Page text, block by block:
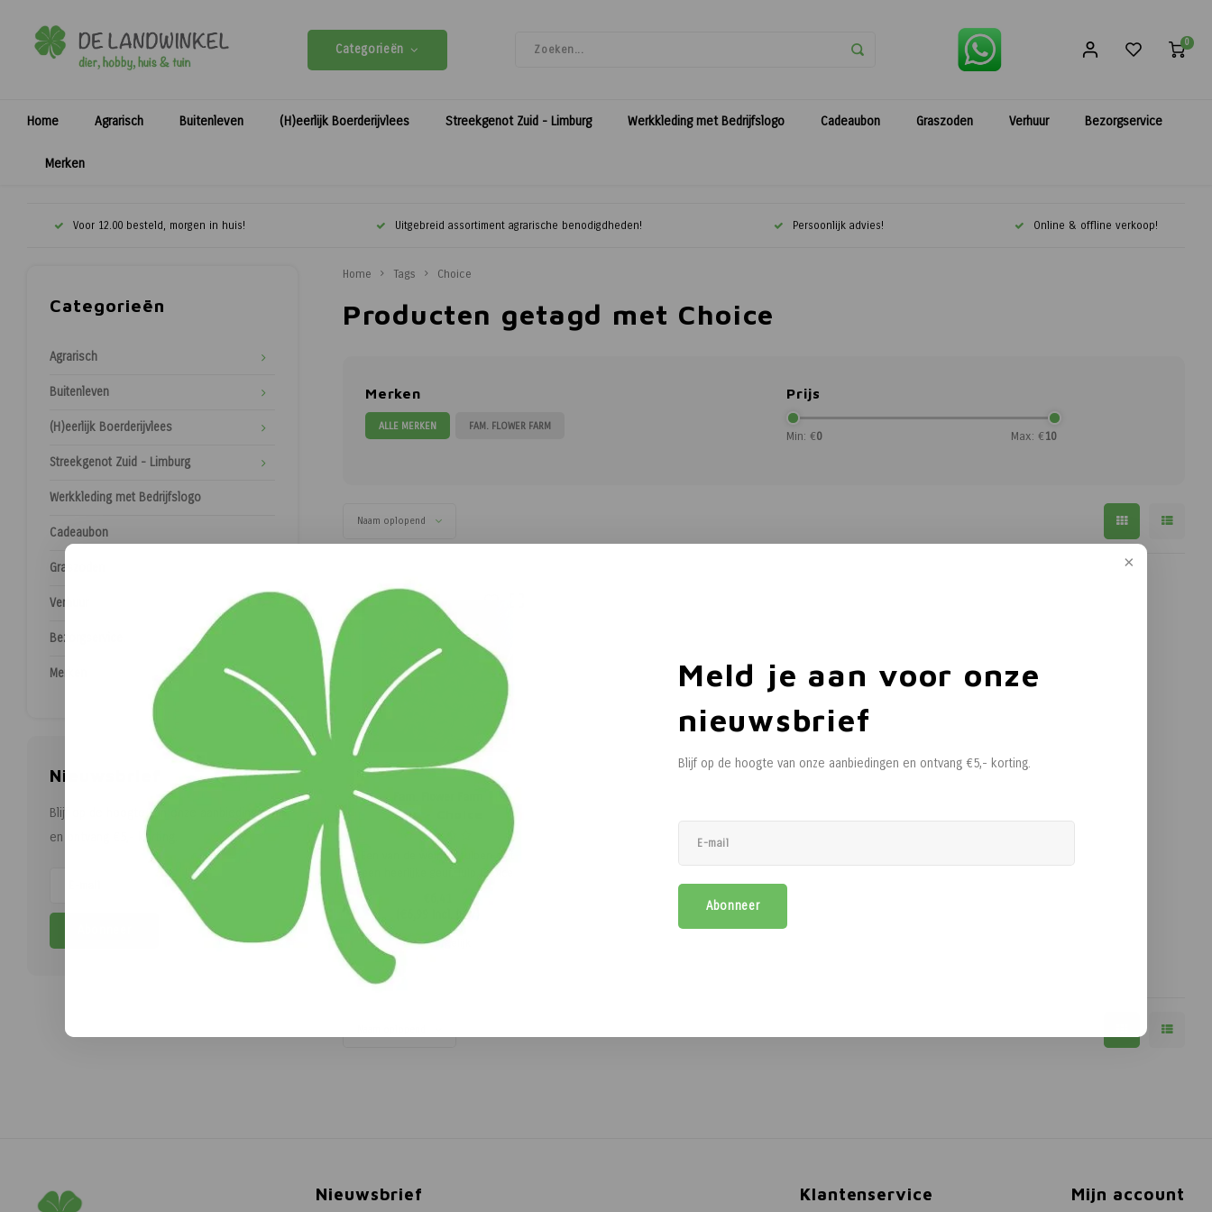
Meld je aan voor onze
nieuwsbrief
Blijf op de hoogte van onze aanbiedingen en ontvang €5,- korting.
Abonneer
Categorieën 0
Home Agrarisch Buitenleven (H)eerlijk Boerderijvlees Streekgenot Zuid - Limburg Werkkleding met Bedrijfslogo Cadeaubon Graszoden Verhuur Bezorgservice
Merken
Voor 12.00 besteld, morgen in huis! Uitgebreid assortiment agrarische benodigdheden! Persoonlijk advies! Online & offline verkoop!
Categorieën
Agrarisch
Buitenleven
(H)eerlijk Boerderijvlees
Streekgenot Zuid - Limburg
Werkkleding met Bedrijfslogo
Cadeaubon
Graszoden
Verhuur
Bezorgservice
Merken
Nieuwsbrief
Blijf op de hoogte van onze aanbiedingen
en ontvang €5,- korting.
Home Tags Choice
Producten getagd met Choice
Merken
ALLE MERKEN FAM. FLOWER FARM
Prijs
Min: €0 Max: €10
Naam oplopend
Tulp - Choice
Een van de weinige tulpen met
een heerlijke geur. Tulp Choice
telen wij al jaren als snijbloem
in de kas omdat ze zulke
mooie stevige en rechte stelen
geeft en uniforme bloemen.
Ideaal voor je pluktuin dus,
maar in je tuin geniet je van
Incl. btw)
Vergelijk
Nieuwsbrief Klantenservice Mijn account